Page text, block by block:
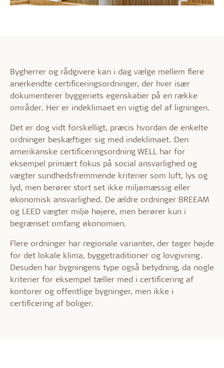
Bygherrer og rådgivere kan i dag vælge mellem flere
anerkendte certificeringsordninger, der hver især
dokumenterer byggeriets egenskaber på en række
områder. Her er indeklimaet en vigtig del af ligningen.
Det er dog vidt forskelligt, præcis hvordan de enkelte
ordninger beskæftiger sig med indeklimaet. Den
amerikanske certificeringsordning WELL har for
eksempel primært fokus på social ansvarlighed og
vægter sundhedsfremmende kriterier som luft, lys og
lyd, men berører stort set ikke miljømæssig eller
økonomisk ansvarlighed. De ældre ordninger BREEAM
og LEED vægter miljø højere, men berører kun i
begrænset omfang økonomien.
Flere ordninger har regionale varianter, der tager højde
for det lokale klima, byggetraditioner og lovgivning.
Desuden har bygningens type også betydning, da nogle
kriterier for eksempel tæller med i certificering af
kontorer og offentlige bygninger, men ikke i
certificering af boliger.